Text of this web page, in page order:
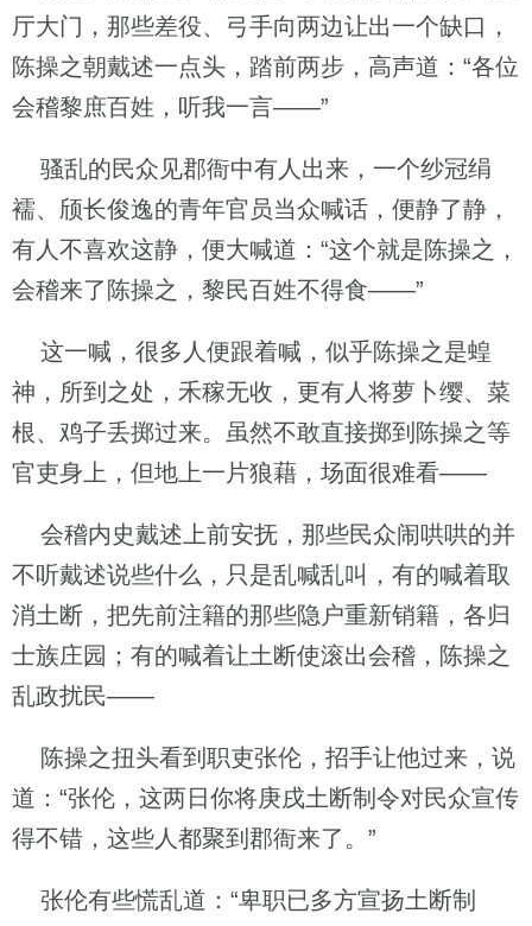
厅大门，那些差役、弓手向两边让出一个缺口，
陈操之朝戴述一点头，踏前两步，高声道：“各位
会稽黎庶百姓，听我一言——”
骚乱的民众见郡衙中有人出来，一个纱冠绢
襦、颀长俊逸的青年官员当众喊话，便静了静，
有人不喜欢这静，便大喊道：“这个就是陈操之，
会稽来了陈操之，黎民百姓不得食——”
这一喊，很多人便跟着喊，似乎陈操之是蝗
神，所到之处，禾稼无收，更有人将萝卜缨、菜
根、鸡子丢掷过来。虽然不敢直接掷到陈操之等
官吏身上，但地上一片狼藉，场面很难看——
会稽内史戴述上前安抚，那些民众闹哄哄的并
不听戴述说些什么，只是乱喊乱叫，有的喊着取
消土断，把先前注籍的那些隐户重新销籍，各归
士族庄园；有的喊着让土断使滚出会稽，陈操之
乱政扰民——
陈操之扭头看到职吏张伦，招手让他过来，说
道：“张伦，这两日你将庚戌土断制令对民众宣传
得不错，这些人都聚到郡衙来了。”
张伦有些慌乱道：“卑职已多方宣扬土断制